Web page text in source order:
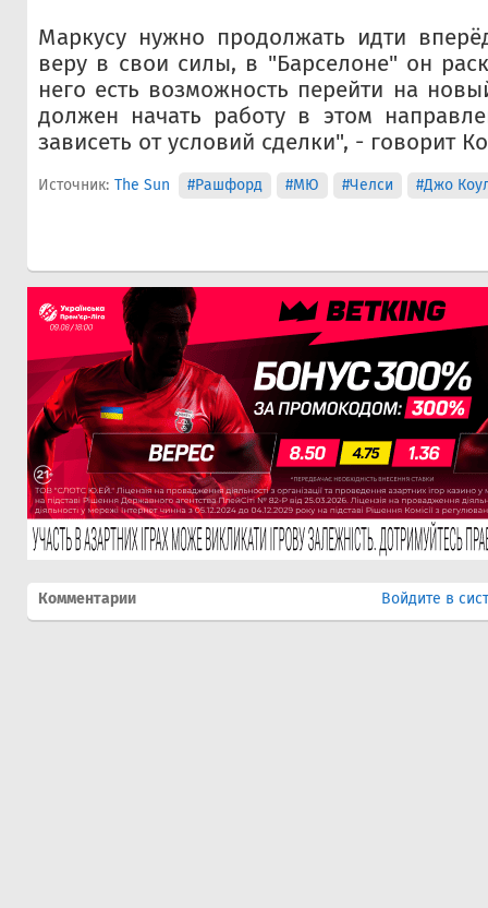
Маркусу нужно продолжать идти
веру в свои силы, в "Барселоне" он
него есть возможность перейти на
должен начать работу в этом
зависеть от условий сделки", - говорит
Источник: The Sun #Рашфорд #МЮ #Челси #Джо
Комментарии Войдите в